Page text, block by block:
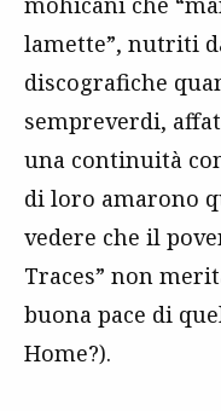
lamette”, nutriti
discografiche
sempreverdi,
una continuità
di loro amarono
vedere che il
Traces” non
buona pace di
Home?).